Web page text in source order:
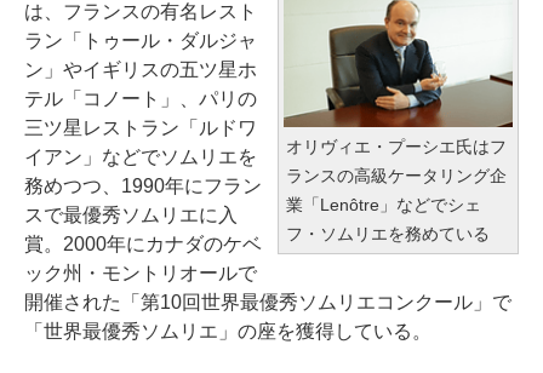
オリヴィエ・プーシエ氏はフ
ランスの高級ケータリング企
業「Lenôtre」などでシェ
フ・ソムリエを務めている
は、フランスの有名レスト
ラン「トゥール・ダルジャ
ン」やイギリスの五ツ星ホ
テル「コノート」、パリの
三ツ星レストラン「ルドワ
イアン」などでソムリエを
務めつつ、1990年にフラン
スで最優秀ソムリエに入
賞。2000年にカナダのケベ
ック州・モントリオールで
開催された「第10回世界最優秀ソムリエコンクール」で
「世界最優秀ソムリエ」の座を獲得している。